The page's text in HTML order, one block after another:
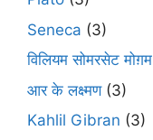
Seneca (3)
विलियम सोमरसेट मोग़म
आर के लक्ष्मण(3)
Kahlil Gibran (3)